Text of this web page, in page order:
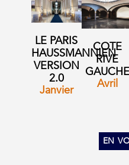
LE PARIS
HAUSSMANNIEN
VERSION
2.0
Janvier
COTE
RIVE
GAUCHE
Avril
EN